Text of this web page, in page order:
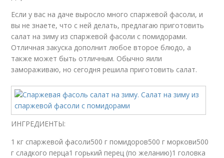
Если у вас на даче выросло много спаржевой фасоли, и
вы не знаете, что с ней делать, предлагаю приготовить
салат на зиму из спаржевой фасоли с помидорами.
Отличная закуска дополнит любое второе блюдо, а
также может быть отличным. Обычно яили
замораживаю, но сегодня решила приготовить салат.
ИНГРЕДИЕНТЫ:
1 кг спаржевой фасоли500 г помидоров500 г моркови500
г сладкого перца1 горький перец (по желанию)1 головка